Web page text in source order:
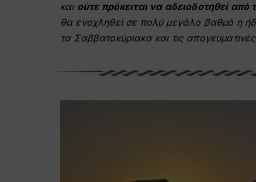
και ούτε πρόκειται να αδειοδοτηθεί
θα ενοχληθεί σε πολύ μεγάλο βαθμό η
τα Σαββατοκύριακα και τις